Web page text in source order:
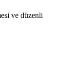
ve düzenli